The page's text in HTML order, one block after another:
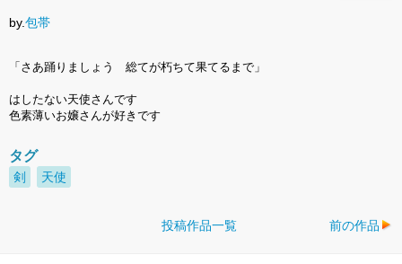
by.包帯
「さあ踊りましょう 総てが朽ちて果てるまで」
はしたない天使さんです
色素薄いお嬢さんが好きです
タグ
剣 天使
投稿作品一覧 前の作品